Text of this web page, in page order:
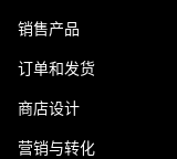
销售产品
订单和发货
商店设计
营销与转化